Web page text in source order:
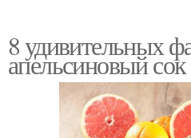
8 удивительных
апельсиновый сок